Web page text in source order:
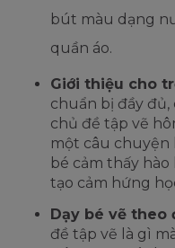
bút màu dạng
quần áo.
Giới thiệu cho
chuẩn bị đầy
chủ đề tập vẽ
một câu chuyện
bé cảm thấy
tạo cảm hứng
Dạy bé vẽ theo
đề tập vẽ là gì